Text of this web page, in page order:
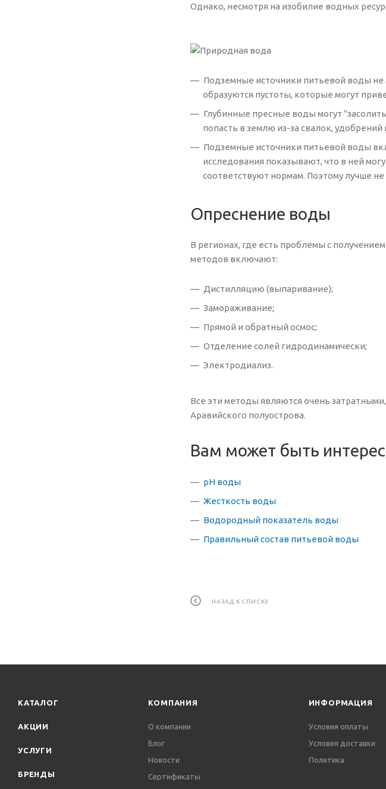
Однако, несмотря на изобилие водных
Подземные источники питьевой воды не
образуются пустоты, которые могут
Глубинные пресные воды могут
попасть в землю из-за свалок, удобрений
Подземные источники питьевой воды
исследования показывают, что в ней
соответствуют нормам. Поэтому лучше
Опреснение воды
В регионах, где есть проблемы с
методов включают:
Дистилляцию (выпаривание);
Замораживание;
Прямой и обратный осмос;
Отделение солей гидродинамически;
Электродиализ.
Все эти методы являются очень
Аравийского полуострова.
Вам может быть
pH воды
Жесткость воды
Водородный показатель воды
Правильный состав питьевой воды
НАЗАД К СПИСКУ
КАТАЛОГ
АКЦИИ
УСЛУГИ
БРЕНДЫ
КОМПАНИЯ
О компании
Блог
Новости
Сертификаты
ИНФОРМАЦИЯ
Условия оплаты
Условия доставки
Политика